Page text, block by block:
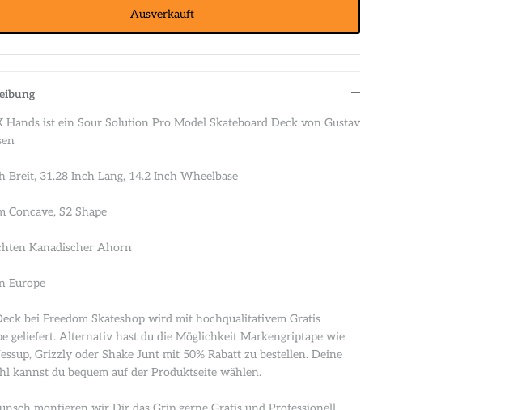
Ausverkauft
Hands ist ein Sour Solution Pro Model Skateboard Deck von Gustav
Breit, 31.28 Inch Lang, 14.2 Inch Wheelbase
Concave, S2 Shape
Kanadischer Ahorn
Europe
bei Freedom Skateshop wird mit hochqualitativem Gratis
geliefert. Alternativ hast du die Möglichkeit Markengriptape wie
Grizzly oder Shake Junt mit 50% Rabatt zu bestellen. Deine
kannst du bequem auf der Produktseite wählen.